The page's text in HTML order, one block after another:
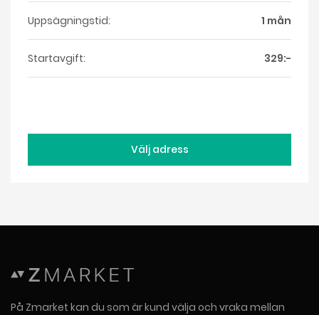
Uppsägningstid: 1 mån
Startavgift: 329:-
Välj adress
På Zmarket kan du som är kund välja och vraka mellan